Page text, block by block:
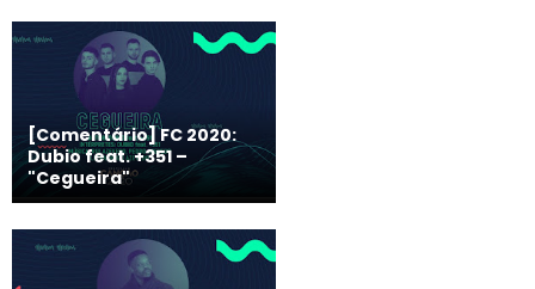
[Comentário] FC 2020:
Dubio feat. +351 –
"Cegueira"